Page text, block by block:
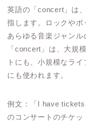
英語の「concert」は
指します。ロックやポ
あらゆる音楽ジャンル
「concert」は、大規
トにも、小規模なラ
にも使われます。
例文：「I have
のコンサートのチケッ